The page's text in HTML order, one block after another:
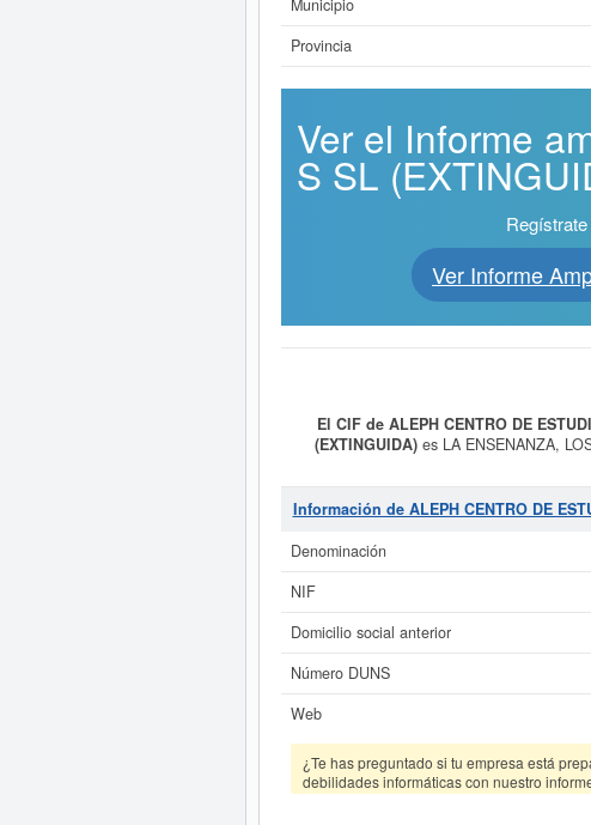
Municipio
Provincia
Ver el Informe
S SL
Ver Informe
El CIF de ALEPH CENTRO DE
(EXTINGUIDA)es LA ENSENANZA,
01/06/2006. Se clasifica en el CNAE
(EXTINGUIDA)se clasifica dentro del
empleados en plantilla. Esta empresa
qué tipo de subvenciones puede optar
(EXTINGUIDA)
tiene un rango de capital
Si está interesado en conocer más
Informe ampliado
de ALEPH CENTRO
La
Información de ALEPH CENTRO DE
Denominación
NIF
Domicilio social anterior
Número DUNS
Web
¿Te has preguntado si tu empresa está
debilidades informáticas con nuestro